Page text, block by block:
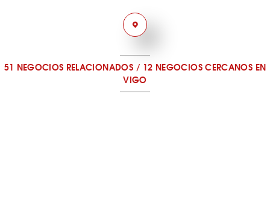
51 NEGOCIOS RELACIONADOS/ 12 NEGOCIOS CERCANOS EN
VIGO